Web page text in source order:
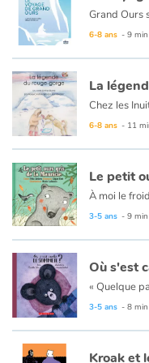
6-8 ans - 9 min
La
6-8 ans - 11
Le petit
3-5 ans - 9 min
Où s'est
3-5 ans - 8 min
Kroak et